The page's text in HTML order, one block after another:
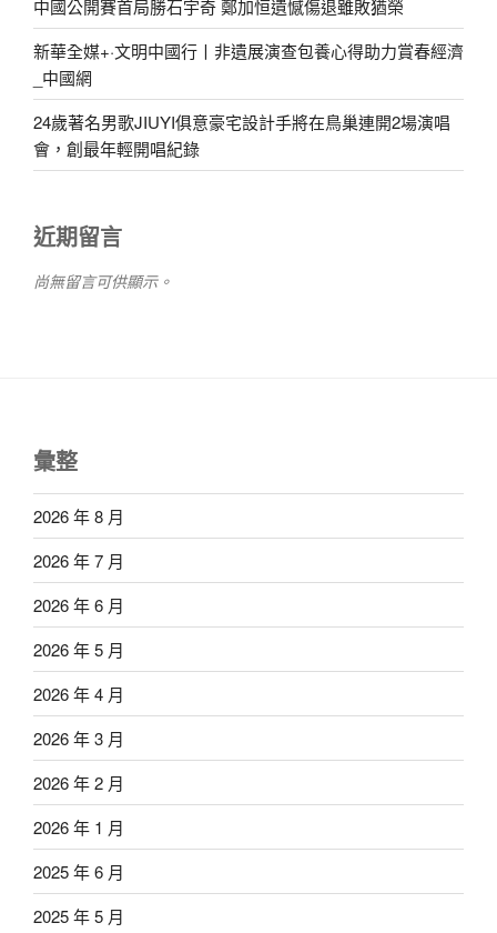
中國公開賽首局勝石宇奇 鄭加恒遺憾傷退雖敗猶榮
新華全媒+·文明中國行丨非遺展演查包養心得助力賞春經濟
_中國網
24歲著名男歌JIUYI俱意豪宅設計手將在鳥巢連開2場演唱
會，創最年輕開唱紀錄
近期留言
尚無留言可供顯示。
彙整
2026 年 8 月
2026 年 7 月
2026 年 6 月
2026 年 5 月
2026 年 4 月
2026 年 3 月
2026 年 2 月
2026 年 1 月
2025 年 6 月
2025 年 5 月